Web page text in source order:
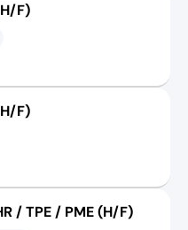
F)
F)
/ TPE / PME (H/F)